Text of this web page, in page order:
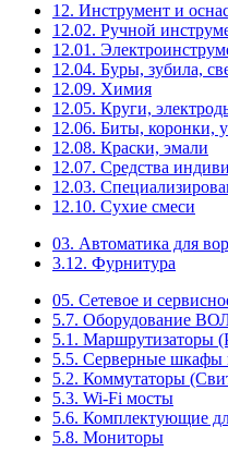
12. Инструмент и
12.02. Ручной
12.01.
12.04. Буры, зубила,
12.09. Химия
12.05. Круги,
12.06. Биты, коронки,
12.08. Краски, эмали
12.07. Средства
12.03.
12.10. Сухие смеси
03. Автоматика для
3.12. Фурнитура
05. Сетевое и
5.7. Оборудование
5.1. Маршрутизаторы
5.5. Серверные шкафы
5.2. Коммутаторы
5.3. Wi-Fi мосты
5.6. Комплектующие
5.8. Мониторы